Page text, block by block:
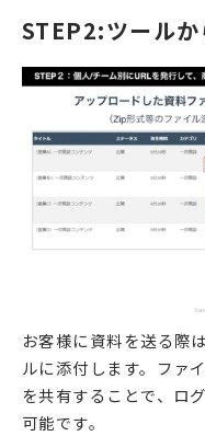
STEP2:ツール
お客様に資料を送る際
ルに添付します。ファ
を共有することで、ロ
可能です。